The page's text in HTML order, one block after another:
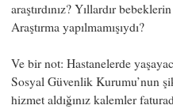
araştırdınız? Yıllardır
Araştırma yapılmamışıydı?
Ve bir not: Hastanelerde
Sosyal Güvenlik Kurumu’nun
hizmet aldığınız kalemler